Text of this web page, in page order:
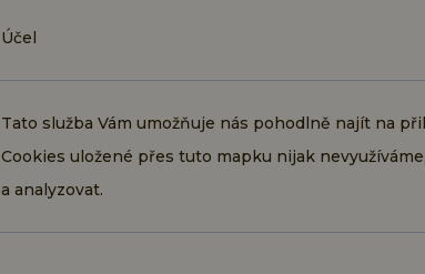
Účel
Tato služba Vám umožňuje nás pohodlně najít na
Cookies uložené přes tuto mapku nijak
a analyzovat.